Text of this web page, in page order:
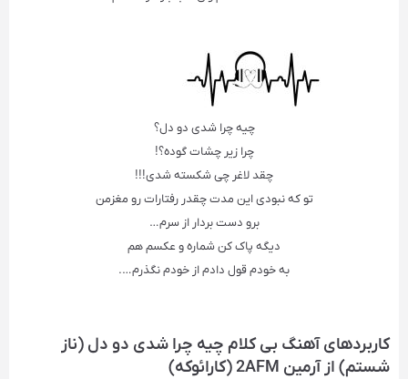
چیه چرا شدی دو دل؟
چرا زیر چشات گوده؟!
چقد لاغر چی شکسته شدی!!!
تو که نبودی این مدت چقدر رفتارات رو مغزمن
برو دست بردار از سرم…
دیگه پاک کن شماره و عکسم هم
به خودم قول دادم از خودم نگذرم….
کاربردهای آهنگ بی کلام چیه چرا شدی دو دل (ناز
شستم) از آرمین 2AFM (کارائوکه)